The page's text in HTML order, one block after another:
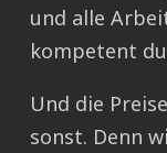
und alle
kompetent
Und die
sonst. Denn